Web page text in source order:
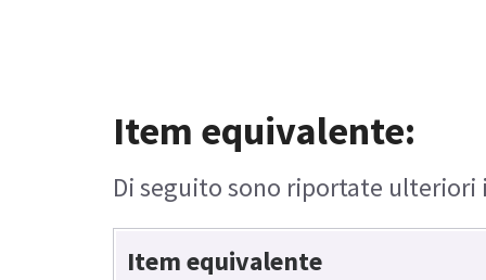
Item equivalente:
Di seguito sono riportate
Item equivalente